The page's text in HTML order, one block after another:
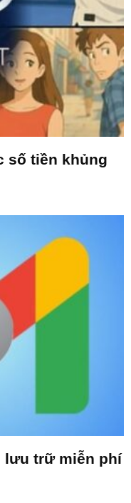
số tiền khủng
lưu trữ miễn phí